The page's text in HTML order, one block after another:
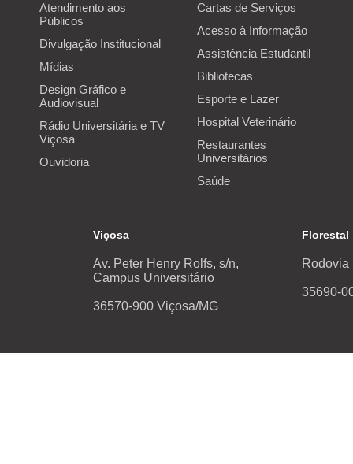
Atendimento aos
Públicos
Divulgação Institucional
Mídias
Design Gráfico e
Audiovisual
Rádio Universitária e TV
Viçosa
Ouvidoria
Cartas de Serviços
Acesso à Informação
Assistência Estudantil
Bibliotecas
Esporte e Lazer
Hospital Veterinário
Restaurantes
Universitários
Saúde
Viçosa
Av. Peter Henry Rolfs, s/n,
Campus Universitário
36570-900 Viçosa/MG
Florestal
Rodovia
35690-